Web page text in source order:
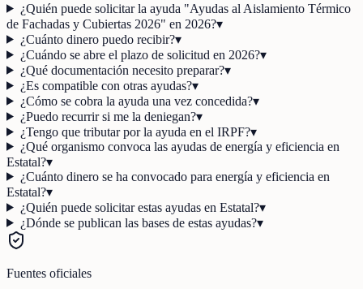
¿Quién puede solicitar la ayuda "Ayudas al Aislamiento Térmico
de Fachadas y Cubiertas 2026" en 2026?▾
¿Cuánto dinero puedo recibir?▾
¿Cuándo se abre el plazo de solicitud en 2026?▾
¿Qué documentación necesito preparar?▾
¿Es compatible con otras ayudas?▾
¿Cómo se cobra la ayuda una vez concedida?▾
¿Puedo recurrir si me la deniegan?▾
¿Tengo que tributar por la ayuda en el IRPF?▾
¿Qué organismo convoca las ayudas de energía y eficiencia en
Estatal?▾
¿Cuánto dinero se ha convocado para energía y eficiencia en
Estatal?▾
¿Quién puede solicitar estas ayudas en Estatal?▾
¿Dónde se publican las bases de estas ayudas?▾
Fuentes oficiales